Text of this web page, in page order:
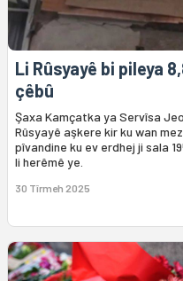
Li Rûsyayê bi pileya
çêbû
Şaxa Kamçatka ya Servîsa
Rûsyayê aşkere kir ku wan
pîvandine ku ev erdhej ji sala
li herêmê ye.
30 Tîrmeh 2025